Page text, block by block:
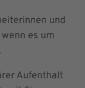
und
es um
Aufenthalt